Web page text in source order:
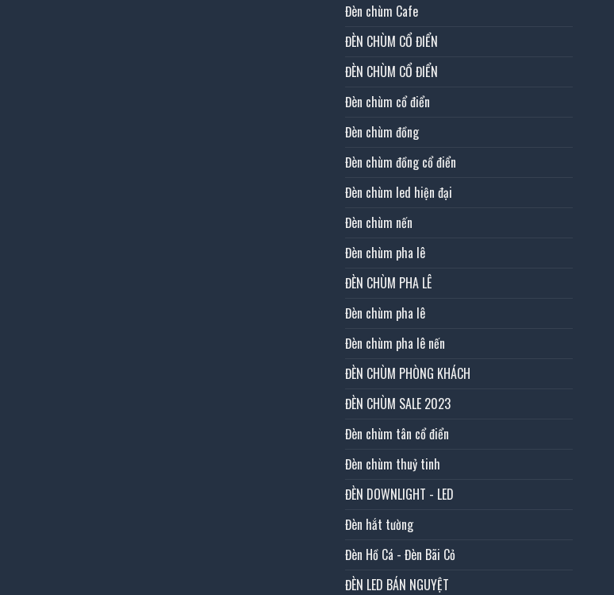
Đèn chùm Cafe
ĐÈN CHÙM CỔ ĐIỂN
ĐÈN CHÙM CỔ ĐIỂN
Đèn chùm cổ điển
Đèn chùm đồng
Đèn chùm đồng cổ điển
Đèn chùm led hiện đại
Đèn chùm nến
Đèn chùm pha lê
ĐÈN CHÙM PHA LÊ
Đèn chùm pha lê
Đèn chùm pha lê nến
ĐÈN CHÙM PHÒNG KHÁCH
ĐÈN CHÙM SALE 2023
Đèn chùm tân cổ điển
Đèn chùm thuỷ tinh
ĐÈN DOWNLIGHT - LED
Đèn hắt tường
Đèn Hồ Cá - Đèn Bãi Cỏ
ĐÈN LED BÁN NGUYỆT